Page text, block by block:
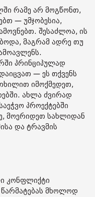
რამე არ მოგწონთ,
— უმჯობესია,
შესაძლოა, ის
მაგრამ ადრე თუ
პრინციპულად
— ეს თქვენს
იმოქმედეთ,
ახლა ძვირად
პროექტებში
მოერიდეთ სახლიდან
და ტრავმის
კონფლიქტი
მხოლოდ